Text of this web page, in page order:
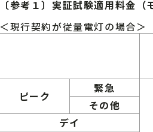
〔参考１〕実証試験適用料金
＜現行契約が従量電灯の場合＞
ピーク
緊急
その他
デイ